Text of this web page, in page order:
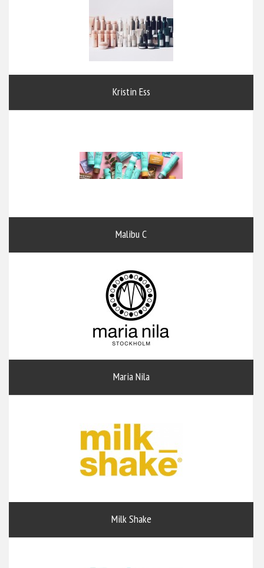
Kristin Ess
Malibu C
Maria Nila
Milk Shake